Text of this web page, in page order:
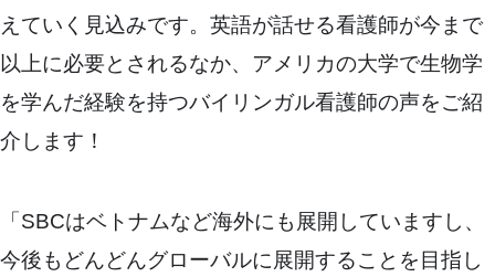
えていく見込みです。英語が話せる看護師が今まで
以上に必要とされるなか、アメリカの大学で生物学
を学んだ経験を持つバイリンガル看護師の声をご紹
介します！
「SBCはベトナムなど海外にも展開していますし、
今後もどんどんグローバルに展開することを目指し